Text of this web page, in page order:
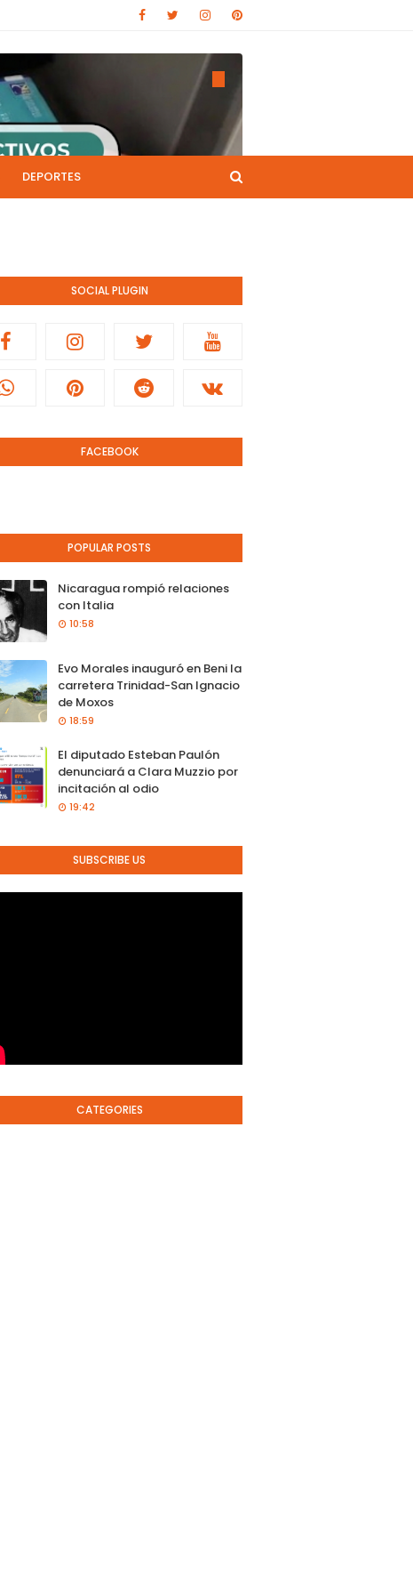
DEPORTES
SOCIAL PLUGIN
FACEBOOK
POPULAR POSTS
Nicaragua rompió relaciones
con Italia
10:58
Evo Morales inauguró en Beni la
carretera Trinidad-San Ignacio
de Moxos
18:59
El diputado Esteban Paulón
denunciará a Clara Muzzio por
incitación al odio
19:42
SUBSCRIBE US
CATEGORIES